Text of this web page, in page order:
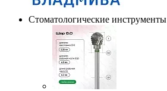
Стоматологические инструменты